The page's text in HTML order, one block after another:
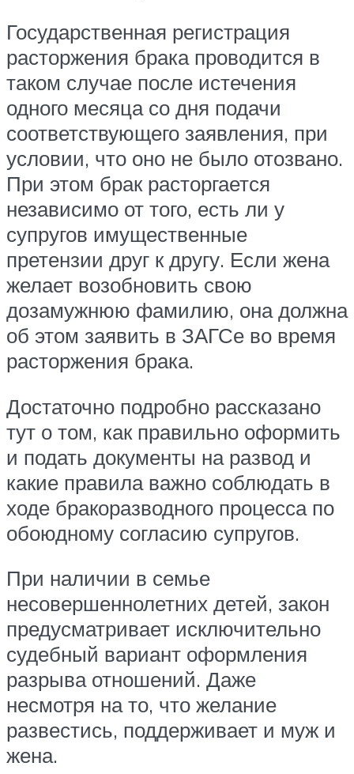
Государственная регистрация
расторжения брака проводится в
таком случае после истечения
одного месяца со дня подачи
соответствующего заявления, при
условии, что оно не было отозвано.
При этом брак расторгается
независимо от того, есть ли у
супругов имущественные
претензии друг к другу. Если жена
желает возобновить свою
дозамужнюю фамилию, она должна
об этом заявить в ЗАГСе во время
расторжения брака.
Достаточно подробно рассказано
тут о том, как правильно оформить
и подать документы на развод и
какие правила важно соблюдать в
ходе бракоразводного процесса по
обоюдному согласию супругов.
При наличии в семье
несовершеннолетних детей, закон
предусматривает исключительно
судебный вариант оформления
разрыва отношений. Даже
несмотря на то, что желание
развестись, поддерживает и муж и
жена.